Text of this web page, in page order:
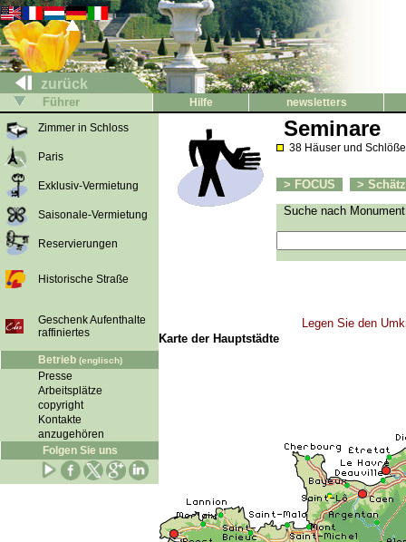
zurück
Führer Hilfe
newsletters
Zimmer in Schloss
Paris
Exklusiv-Vermietung
Saisonale-Vermietung
Reservierungen
Historische Straße
Geschenk Aufenthalte
raffiniertes
Betrieb (englisch)
Presse
Arbeitsplätze
copyright
Kontakte
anzugehören
Folgen Sie uns
Seminare
38 Häuser und
> FOCUS
>
Suche nach
Legen Sie den
Karte der Hauptstädte